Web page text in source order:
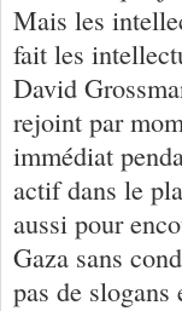
Mais les
fait les
David
rejoint par
immédiat
actif dans le
aussi pour
Gaza sans
pas de slogans